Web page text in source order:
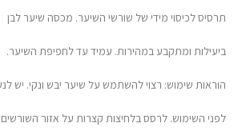
תרסיס לכיסוי מידי של שורשי השיער. מכסה שיער לבן
ביעילות ומתקבע במהירות. עמיד עד לחפיפת השיער.
הוראות שימוש: רצוי להשתמש על שיער יבש ונקי. יש
לפני השימוש. לרסס בלחיצות קצרות על אזור